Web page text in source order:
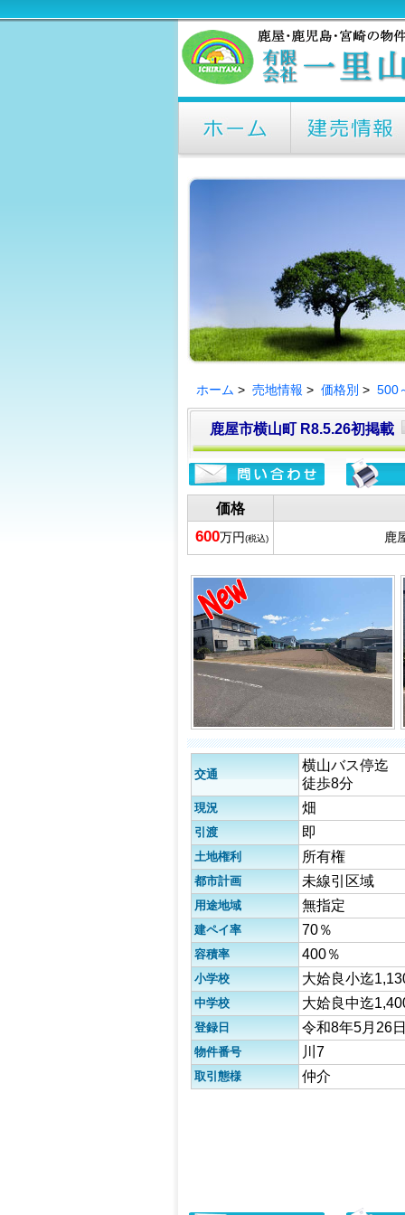
ホーム > 売地情報 > 価格別 > 500
鹿屋市横山町 R8.5.26初掲載
価格
600万円(税込) 鹿
交通
横山バス停迄
徒歩8分
現況 畑
引渡 即
土地権利 所有権
都市計画 未線引区域
用途地域 無指定
建ペイ率 70％
容積率 400％
小学校 大姶良小迄
中学校 大姶良中迄
登録日 令和8年5月26
物件番号 川7
取引態様 仲介